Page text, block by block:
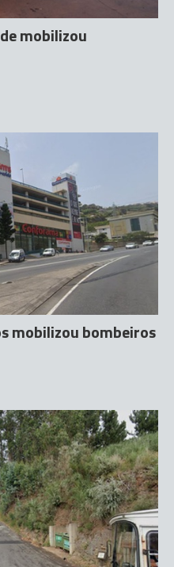
mobilizou
mobilizou bombeiros